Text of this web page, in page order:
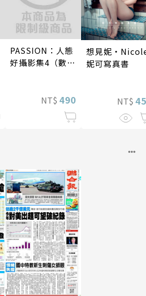
PASSION：人態
好攝影集4（數位
NT$ 490
想見妮
妮可寫真書
NT$